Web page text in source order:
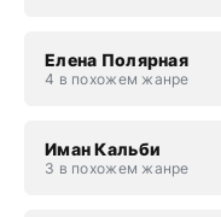
Елена Полярная
4 в похожем жанре
Иман Кальби
3 в похожем жанре